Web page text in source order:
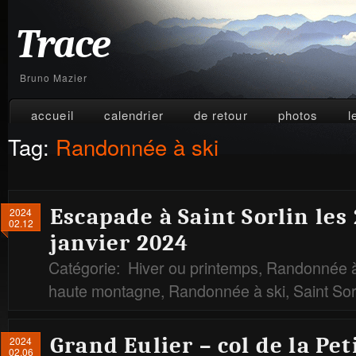
Trace
Bruno Mazier
accueil calendrier de retour photos
Tag: Randonnée à ski
2024
02.12
Escapade à Saint Sorlin les
janvier 2024
Catégorie: Hiver ou printemps, Randonnée
haute montagne, Randonnée à ski, Saint
2024
02.06
Grand Eulier – col de la